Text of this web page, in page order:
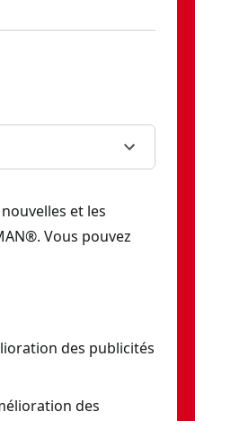
et les
Vous pouvez
des publicités
des